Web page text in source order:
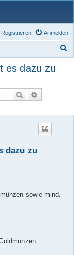
Anmelden
Registrieren
es dazu zu
Suche
dazu zu
sowie mind.